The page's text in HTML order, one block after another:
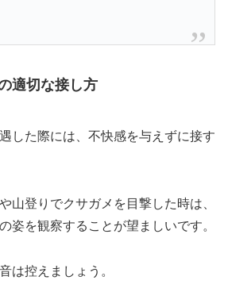
適切な接し方
した際には、不快感を与えずに接す
山登りでクサガメを目撃した時は、
姿を観察することが望ましいです。
は控えましょう。